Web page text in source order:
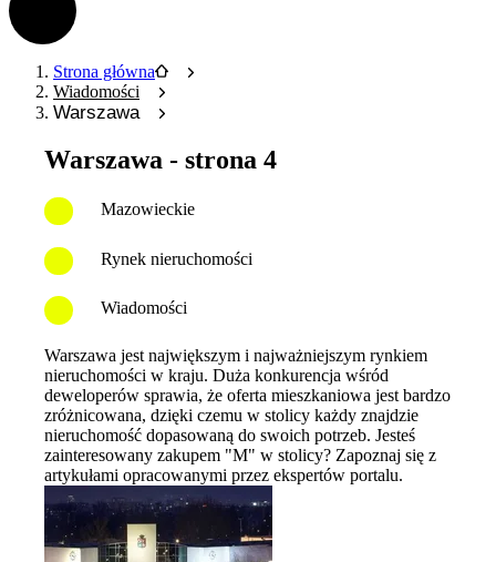
Strona główna
Wiadomości
Warszawa
Warszawa - strona 4
Mazowieckie
Rynek nieruchomości
Wiadomości
Warszawa jest największym i najważniejszym rynkiem
nieruchomości w kraju. Duża konkurencja wśród
deweloperów sprawia, że oferta mieszkaniowa jest bardzo
zróżnicowana, dzięki czemu w stolicy każdy znajdzie
nieruchomość dopasowaną do swoich potrzeb. Jesteś
zainteresowany zakupem "M" w stolicy? Zapoznaj się z
artykułami opracowanymi przez ekspertów portalu.